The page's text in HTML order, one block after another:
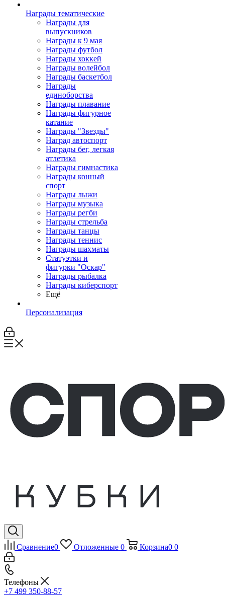
Награды тематические
Награды для
выпускников
Награды к 9 мая
Награды футбол
Награды хоккей
Награды волейбол
Награды баскетбол
Награды
единоборства
Награды плавание
Награды фигурное
катание
Награды "Звезды"
Наград автоспорт
Награды бег, легкая
атлетика
Награды гимнастика
Награды конный
спорт
Награды лыжи
Награды музыка
Награды регби
Награды стрельба
Награды танцы
Награды теннис
Награды шахматы
Статуэтки и
фигурки "Оскар"
Награды рыбалка
Награды киберспорт
Ещё
Персонализация
Сравнение0 Отложенные 0 Корзина0 0
Телефоны
+7 499 350-88-57